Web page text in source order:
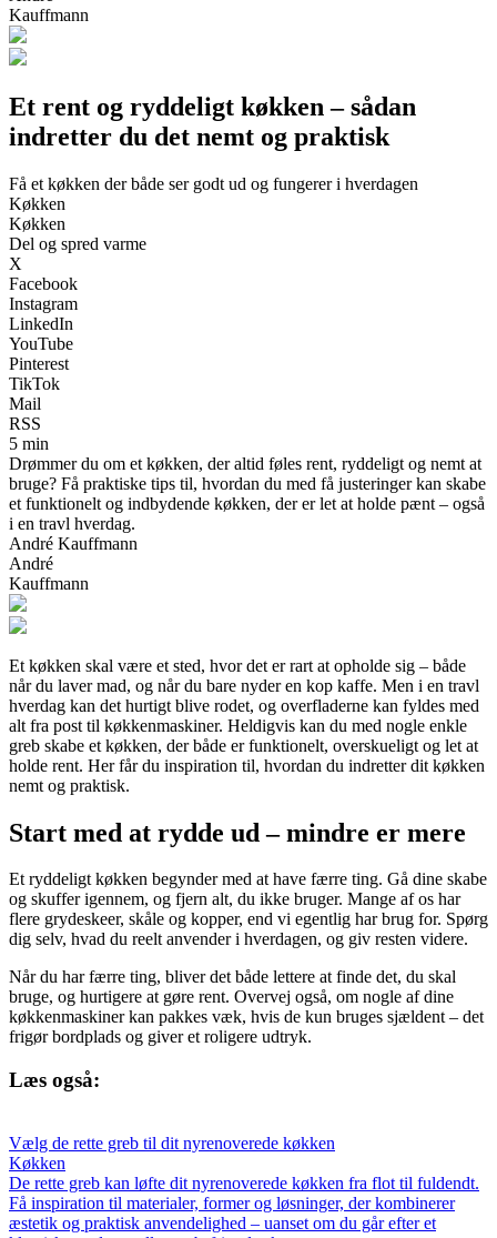
Kauffmann
Et rent og ryddeligt køkken – sådan
indretter du det nemt og praktisk
Få et køkken der både ser godt ud og fungerer i hverdagen
Køkken
Køkken
Del og spred varme
X
Facebook
Instagram
LinkedIn
YouTube
Pinterest
TikTok
Mail
RSS
5 min
Drømmer du om et køkken, der altid føles rent, ryddeligt og nemt at
bruge? Få praktiske tips til, hvordan du med få justeringer kan skabe
et funktionelt og indbydende køkken, der er let at holde pænt – også
i en travl hverdag.
André Kauffmann
André
Kauffmann
Et køkken skal være et sted, hvor det er rart at opholde sig – både
når du laver mad, og når du bare nyder en kop kaffe. Men i en travl
hverdag kan det hurtigt blive rodet, og overfladerne kan fyldes med
alt fra post til køkkenmaskiner. Heldigvis kan du med nogle enkle
greb skabe et køkken, der både er funktionelt, overskueligt og let at
holde rent. Her får du inspiration til, hvordan du indretter dit køkken
nemt og praktisk.
Start med at rydde ud – mindre er mere
Et ryddeligt køkken begynder med at have færre ting. Gå dine skabe
og skuffer igennem, og fjern alt, du ikke bruger. Mange af os har
flere grydeskeer, skåle og kopper, end vi egentlig har brug for. Spørg
dig selv, hvad du reelt anvender i hverdagen, og giv resten videre.
Når du har færre ting, bliver det både lettere at finde det, du skal
bruge, og hurtigere at gøre rent. Overvej også, om nogle af dine
køkkenmaskiner kan pakkes væk, hvis de kun bruges sjældent – det
frigør bordplads og giver et roligere udtryk.
Læs også:
Vælg de rette greb til dit nyrenoverede køkken
Køkken
De rette greb kan løfte dit nyrenoverede køkken fra flot til fuldendt.
Få inspiration til materialer, former og løsninger, der kombinerer
æstetik og praktisk anvendelighed – uanset om du går efter et